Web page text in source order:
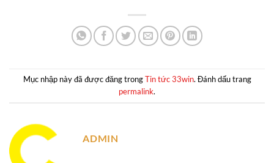
Mục nhập này đã được đăng trongTin tức 33win. Đánh dấu trang
permalink.
ADMIN